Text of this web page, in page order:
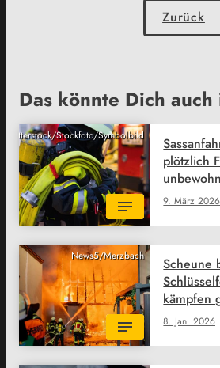
Zurück
Das könnte Dich
Shutterstock/Stockfoto/Symbolbild
9. März 2026
plötzlich
News5/Merzbach
8. Jan. 2026
Scheune
kämpfen